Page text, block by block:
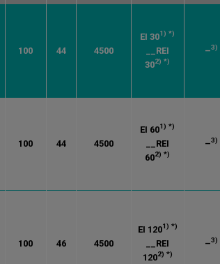
100 44 4500
EI 301) *)
__REI
302) *)
–3)
100 44 4500
EI 601) *)
__REI
602) *)
–3)
100 46 4500
EI 1201) *)
__REI
1202) *)
–3)